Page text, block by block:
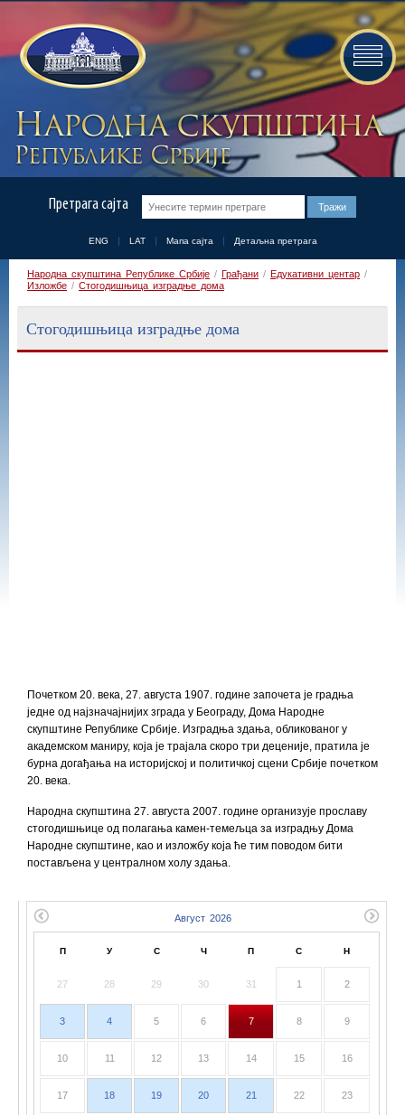
Претрага сајта
ENG LAT Мапа сајта Детаљна претрага
Народна скупштина Републике Србије / Грађани / Едукативни центар /
Изложбе / Стогодишњица изградње дома
Стогодишњица изградње дома
Пoчетком 20. века, 27. августа 1907. године започета је градња
једне од најзначајнијих зграда у Београду, Дома Народне
скупштине Републике Србије. Изградња здања, обликованог у
академском маниру, која је трајала скоро три деценије, пратила је
бурна догађања на историјској и политичкој сцени Србије почетком
20. века.
Народна скупштина 27. августа 2007. године организује прославу
стогодишњице од полагања камен-темељца за изградњу Дома
Народне скупштине, као и изложбу која ће тим поводом бити
постављена у централном холу здања.
П У С Ч П С Н
27 28 29 30 31 1 2
3 4 5 6 7 8 9
10 11 12 13 14 15 16
17 18 19 20 21 22 23